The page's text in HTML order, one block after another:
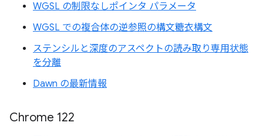
WGSL の制限なしポインタ パラメータ
WGSL での複合体の逆参照の構文糖衣構文
ステンシルと深度のアスペクトの読み取り専用状態
を分離
Dawn の最新情報
Chrome 122